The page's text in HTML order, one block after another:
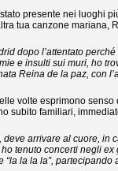
presente nei luoghi
tua canzone mariana,
dopo l’attentato
e insulti sui muri, ho
Reina de la paz, con
volte esprimono
subito familiari,
deve arrivare al cuore, in
tenuto concerti negli
“la la la la”,